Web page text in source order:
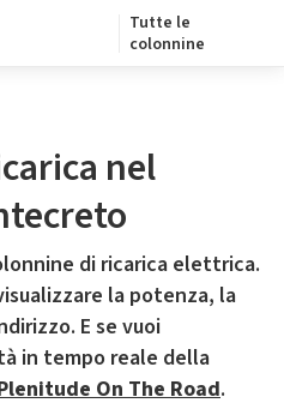
Tutte le
colonnine
nel
di ricarica elettrica.
la potenza, la
E se vuoi
in tempo reale della
On The Road.